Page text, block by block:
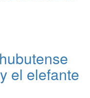
el elefante